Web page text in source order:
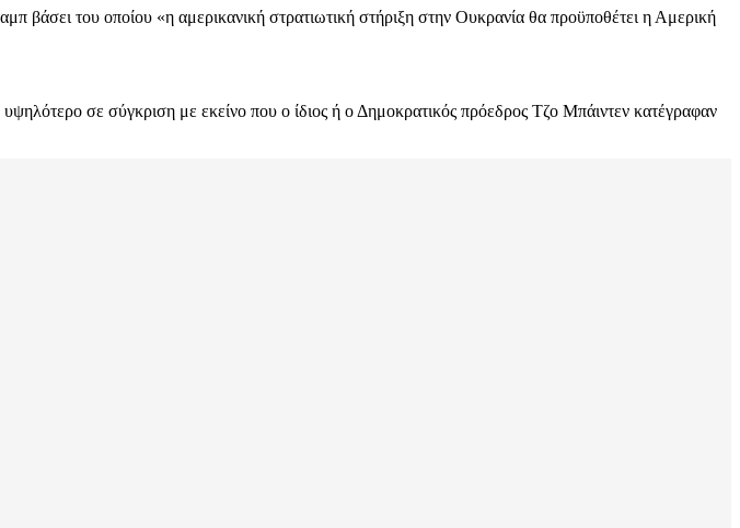
βάσει του οποίου «η αμερικανική στρατιωτική στήριξη στην Ουκρανία θα προϋποθέτει η Αμερική
σε σύγκριση με εκείνο που ο ίδιος ή ο Δημοκρατικός πρόεδρος Τζο Μπάιντεν κατέγραφαν